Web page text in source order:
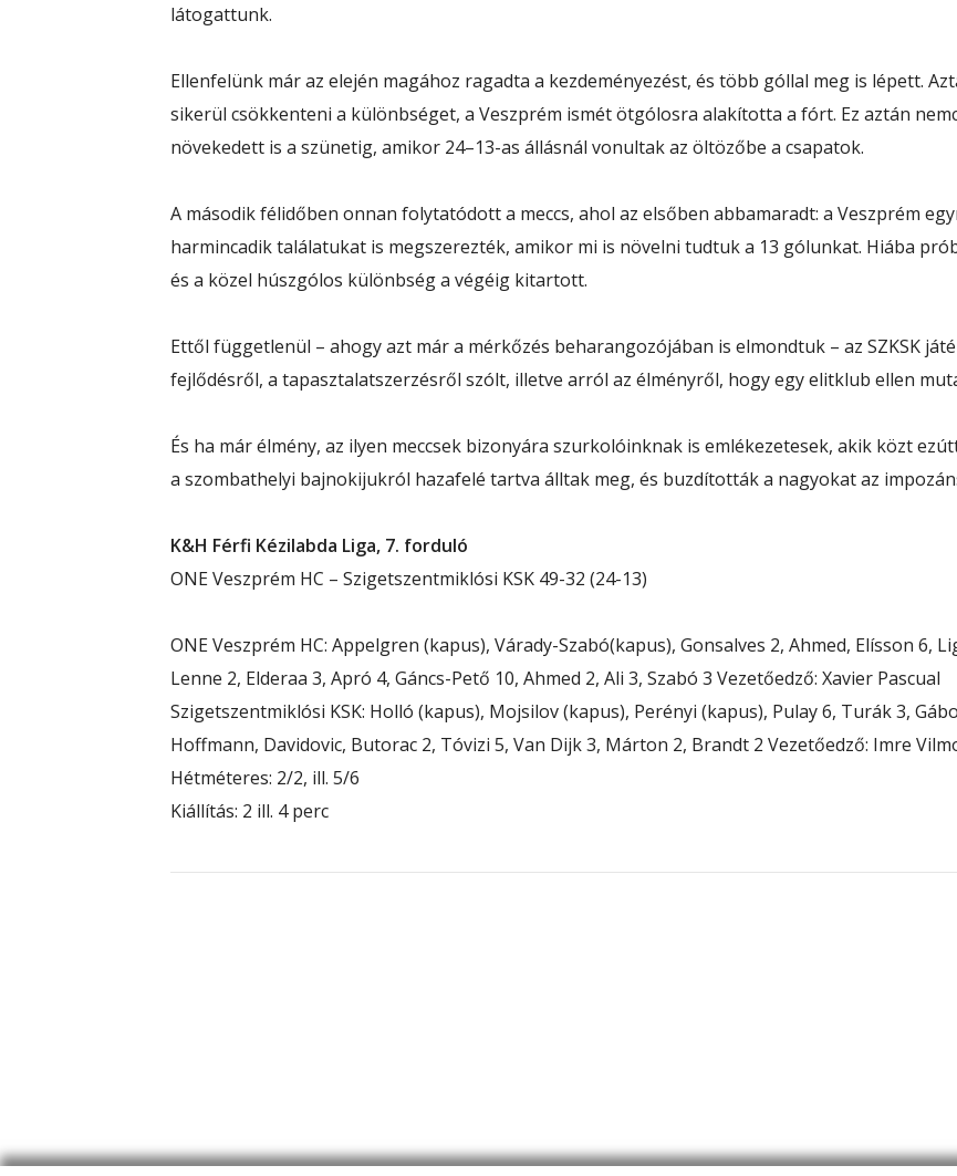
látogattunk.
Ellenfelünk már az elején magához ragadta a kezdeményezést, és több góllal meg is lépett.
sikerül csökkenteni a különbséget, a Veszprém ismét ötgólosra alakította a fórt. Ez aztán
növekedett is a szünetig, amikor 24–13-as állásnál vonultak az öltözőbe a csapatok.
A második félidőben onnan folytatódott a meccs, ahol az elsőben abbamaradt: a Veszprém
harmincadik találatukat is megszerezték, amikor mi is növelni tudtuk a 13 gólunkat. Hiába
és a közel húszgólos különbség a végéig kitartott.
Ettől függetlenül – ahogy azt már a mérkőzés beharangozójában is elmondtuk – az SZKSK
fejlődésről, a tapasztalatszerzésről szólt, illetve arról az élményről, hogy egy elitklub ellen
És ha már élmény, az ilyen meccsek bizonyára szurkolóinknak is emlékezetesek, akik közt
a szombathelyi bajnokijukról hazafelé tartva álltak meg, és buzdították a nagyokat az
K&H Férfi Kézilabda Liga, 7. forduló
ONE Veszprém HC – Szigetszentmiklósi KSK 49-32 (24-13)
ONE Veszprém HC: Appelgren (kapus), Várady-Szabó(kapus), Gonsalves 2, Ahmed, Elísson 6,
Lenne 2, Elderaa 3, Apró 4, Gáncs-Pető 10, Ahmed 2, Ali 3, Szabó 3 Vezetőedző: Xavier Pascual
Szigetszentmiklósi KSK: Holló (kapus), Mojsilov (kapus), Perényi (kapus), Pulay 6, Turák 3,
Hoffmann, Davidovic, Butorac 2, Tóvizi 5, Van Dijk 3, Márton 2, Brandt 2 Vezetőedző: Imre
Hétméteres: 2/2, ill. 5/6
Kiállítás: 2 ill. 4 perc